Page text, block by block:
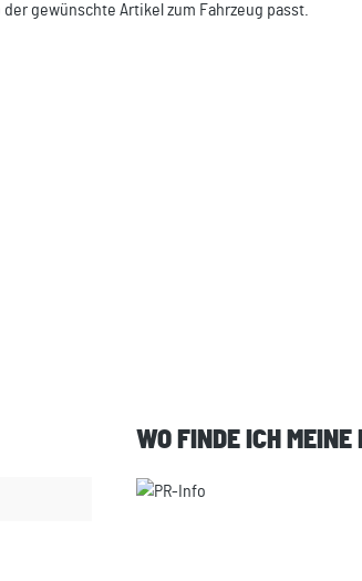
gewünschte Artikel zum Fahrzeug passt.
WO FINDE ICH